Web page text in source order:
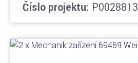
Číslo projektu: P0028813